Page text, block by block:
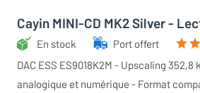
Cayin MINI-CD MK2 Silver -
En stock Port offert
DAC ESS ES9018K2M - Upscaling 352,8
analogique et numérique - Format